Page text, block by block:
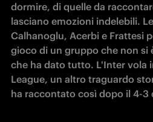
dormire, di quelle da
lasciano emozioni indelebili.
Calhanoglu, Acerbi e Frattesi
gioco di un gruppo che non si
che ha dato tutto. L'Inter vola
League, un altro traguardo
ha raccontato così dopo il 4-3